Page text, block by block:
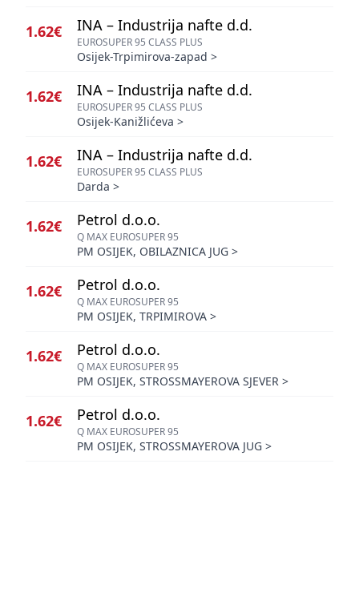
1.62€ INA – Industrija nafte d.d.
EUROSUPER 95 CLASS PLUS
Osijek-Trpimirova-zapad >
1.62€ INA – Industrija nafte d.d.
EUROSUPER 95 CLASS PLUS
Osijek-Kanižlićeva >
1.62€ INA – Industrija nafte d.d.
EUROSUPER 95 CLASS PLUS
Darda >
1.62€ Petrol d.o.o.
Q MAX EUROSUPER 95
PM OSIJEK, OBILAZNICA JUG >
1.62€ Petrol d.o.o.
Q MAX EUROSUPER 95
PM OSIJEK, TRPIMIROVA >
1.62€ Petrol d.o.o.
Q MAX EUROSUPER 95
PM OSIJEK, STROSSMAYEROVA SJEVER >
1.62€ Petrol d.o.o.
Q MAX EUROSUPER 95
PM OSIJEK, STROSSMAYEROVA JUG >